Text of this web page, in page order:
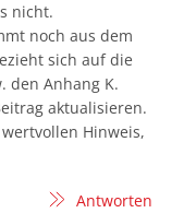
nicht.
noch aus dem
sich auf die
den Anhang K.
aktualisieren.
Hinweis,
Antworten